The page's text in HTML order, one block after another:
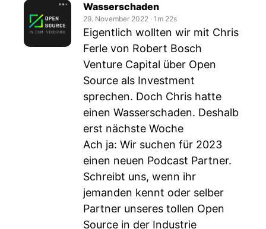
Wasserschaden
29. November 2022 ‧ 1m 22s
Eigentlich wollten wir mit Chris
Ferle von Robert Bosch
Venture Capital über Open
Source als Investment
sprechen. Doch Chris hatte
einen Wasserschaden. Deshalb
erst nächste Woche
Ach ja: Wir suchen für 2023
einen neuen Podcast Partner.
Schreibt uns, wenn ihr
jemanden kennt oder selber
Partner unseres tollen Open
Source in der Industrie